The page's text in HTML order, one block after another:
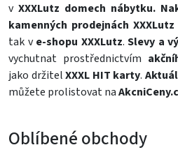
v XXXLutz domech nábytku.
kamenných prodejnách XXXLutz
tak ve-shopu XXXLutz.Slevy a
vychutnat prostřednictvím
jako držitelXXXL HIT karty.
můžete prolistovat na
Oblíbené obchody